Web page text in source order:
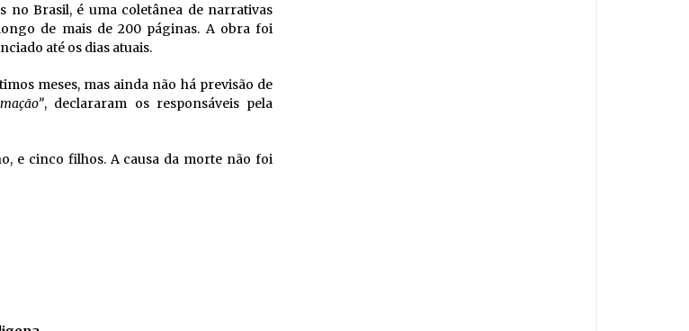
Brasil, é uma coletânea de narrativas
de mais de 200 páginas. A obra foi
até os dias atuais.
meses, mas ainda não há previsão de
, declararam os responsáveis pela
e cinco filhos. A causa da morte não foi